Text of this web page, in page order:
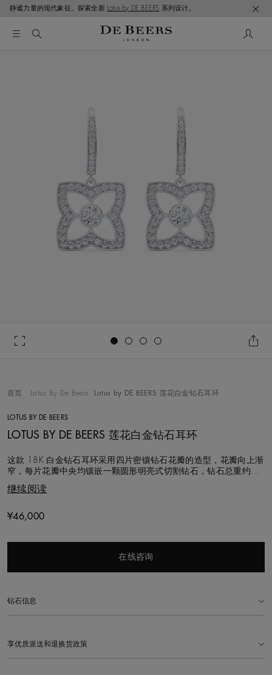
静谧力量的现代象征。探索全新 Lotus by DE BEERS 系列设计。
首页 Lotus By De Beers Lotus by DE BEERS 莲花白金钻石耳环
LOTUS BY DE BEERS
LOTUS BY DE BEERS 莲花白金钻石耳环
这款 18K 白金钻石耳环采用四片密镶钻石花瓣的造型，花瓣向上渐
窄，每片花瓣中央均镶嵌一颗圆形明亮式切割钻石，钻石总重约
三角洲的莲花，采用独特的四瓣莲花造型。这款标志性的设计象征
一颗钻石均
继续阅读
Original price
¥46,000
在线咨询
钻石信息
享优质派送和退换货政策